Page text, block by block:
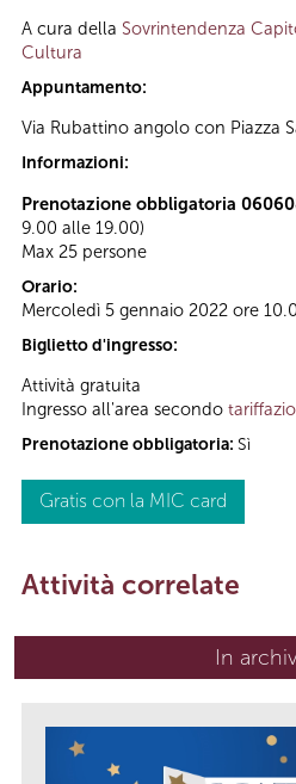
A cura della Sovrintendenza
Cultura
Appuntamento:
Via Rubattino angolo con Piazza
Informazioni:
Prenotazione obbligatoria
9.00 alle 19.00)
Max 25 persone
Orario:
Mercoledì 5 gennaio 2022 ore
Biglietto d'ingresso:
Attività gratuita
Ingresso all'area secondo
Prenotazione obbligatoria: Sì
Gratis con la MIC card
Attività correlate
In